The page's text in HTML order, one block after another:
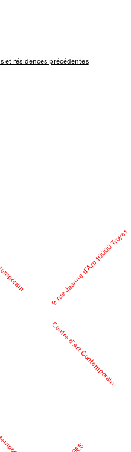
et résidences précédentes
9 rue Jeanne d’Arc 10000 Troyes
Centre d’Art Contemporain